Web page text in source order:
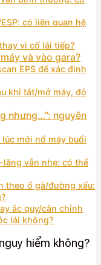
có liên quan hệ
vì cố lái tiếp?
và vào gara?
EPS để xác định
khi tắt/mở máy, đó
nhưng…”: nguyên
lúc mới nổ máy buổi
vẫn nhẹ: có thể
theo ổ gà/đường xấu:
ắc quy/cân chỉnh
lái không?
hiểm không?